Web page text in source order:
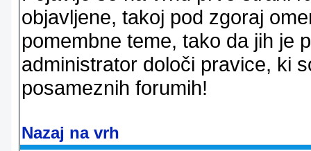
objavljene, takoj pod zgoraj
pomembne teme, tako da jih je
administrator določi pravice, ki
posameznih forumih!
Nazaj na vrh